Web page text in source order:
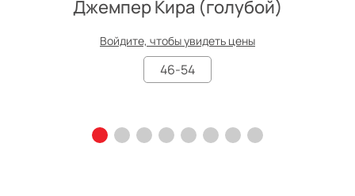
Джемпер Кира (голубой)
Войдите, чтобы увидеть цены
46-54